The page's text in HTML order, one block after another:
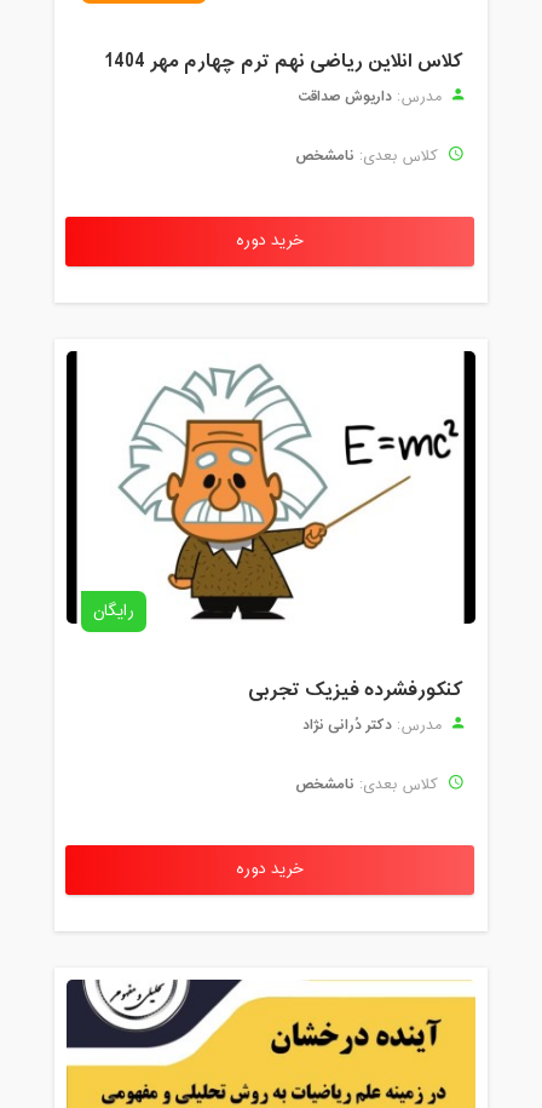
کلاس انلاین ریاضی نهم ترم چهارم مهر 1404
مدرس: داریوش صداقت
کلاس بعدی: نامشخص
خرید دوره
رایگان
کنکورفشرده فیزیک تجربی
مدرس: دکتر دُرانی نژاد
کلاس بعدی: نامشخص
خرید دوره